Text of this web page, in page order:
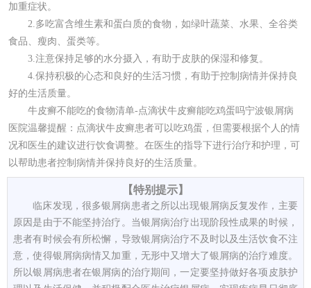
加重症状。
2.多吃富含维生素和蛋白质的食物，如绿叶蔬菜、水果、全谷类
食品、瘦肉、蛋类等。
3.注意保持足够的水分摄入，有助于皮肤的保湿和修复。
4.保持积极的心态和良好的生活习惯，有助于控制病情并保持良
好的生活质量。
牛皮癣不能吃的食物清单-点滴状牛皮癣能吃鸡蛋吗宁波银屑病
医院温馨提醒：点滴状牛皮癣患者可以吃鸡蛋，但需要根据个人的情
况和医生的建议进行饮食调整。在医生的指导下进行治疗和护理，可
以帮助患者控制病情并保持良好的生活质量。
【特别提示】
临床发现，很多银屑病患者之所以出现银屑病反复发作，主要
原因是由于不能坚持治疗。当银屑病治疗出现阶段性成果的时候，
患者有时候会有所松懈，导致银屑病治疗不及时以及生活饮食不注
意，使得银屑病病情又加重，无形中又增大了银屑病的治疗难度。
所以银屑病患者在银屑病的治疗期间，一定要坚持做好各项皮肤护